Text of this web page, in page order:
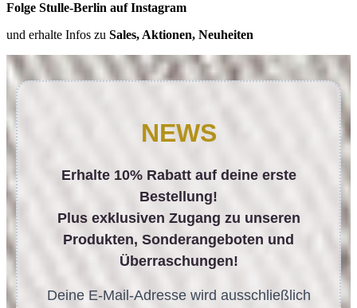
Folge Stulle-Berlin auf Instagram
und erhalte Infos zu Sales, Aktionen, Neuheiten
NEWS
Erhalte 10% Rabatt auf deine erste
Bestellung!
Plus exklusiven Zugang zu unseren
Produkten, Sonderangeboten und
Überraschungen!
Deine E-Mail-Adresse wird ausschließlich